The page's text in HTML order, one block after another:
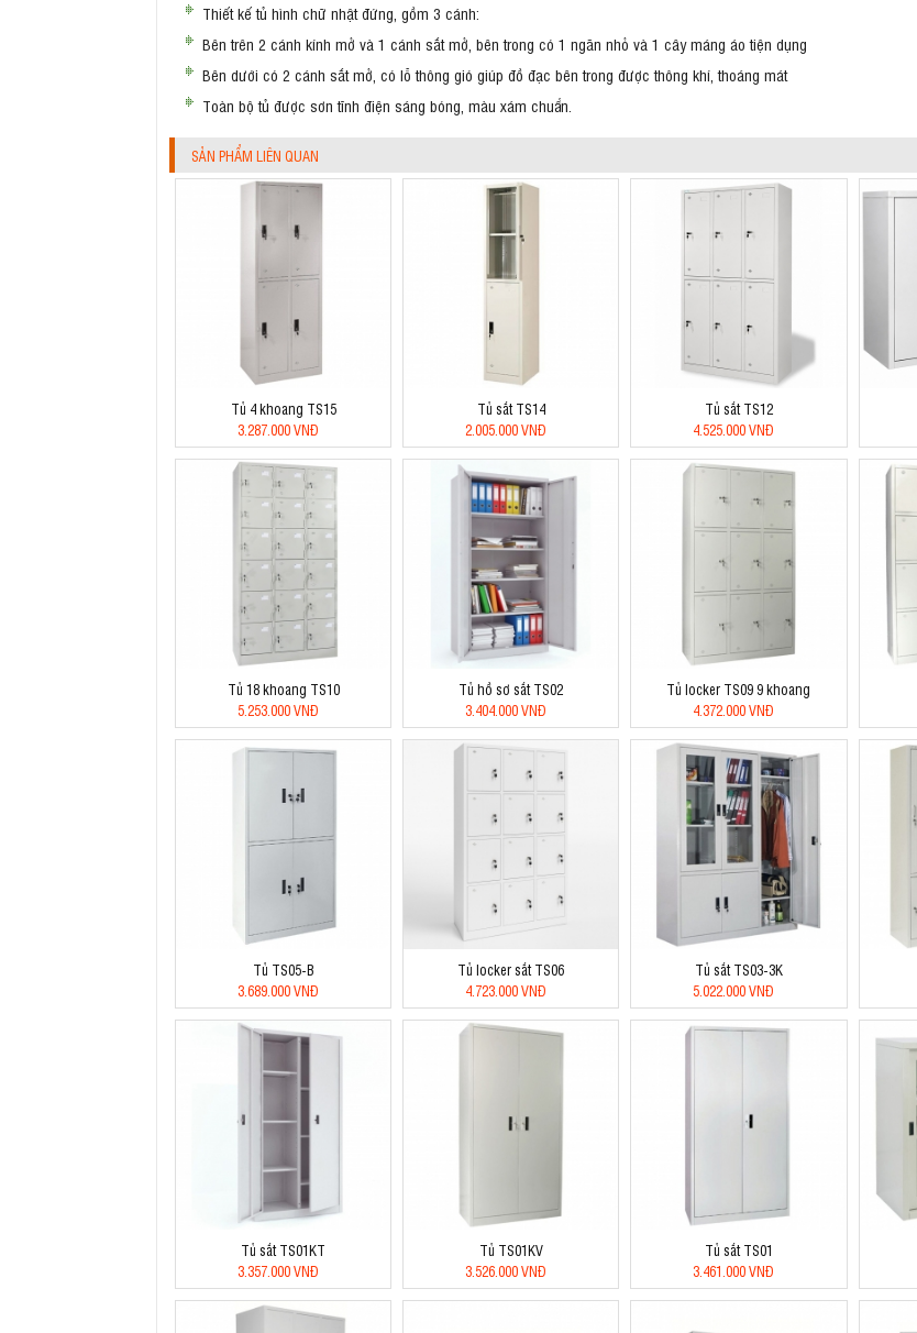
Thiết kế tủ hình chữ nhật đứng, gồm 3 cánh:
Bên trên 2 cánh kính mở và 1 cánh sắt mở, bên trong có 1 ngăn nhỏ và 1 cây máng áo tiện dụng
Bên dưới có 2 cánh sắt mở, có lỗ thông gió giúp đồ đạc bên trong được thông khí, thoáng mát
Toàn bộ tủ được sơn tĩnh điện sáng bóng, màu xám chuẩn.
SẢN PHẨM LIÊN QUAN
Tủ 4 khoang TS15
3.287.000 VNĐ
Tủ sắt TS14
2.005.000 VNĐ
Tủ sắt TS12
4.525.000 VNĐ
Tủ 18 khoang TS10
5.253.000 VNĐ
Tủ hồ sơ sắt TS02
3.404.000 VNĐ
Tủ locker TS09 9 khoang
4.372.000 VNĐ
Tủ TS05-B
3.689.000 VNĐ
Tủ locker sắt TS06
4.723.000 VNĐ
Tủ sắt TS03-3K
5.022.000 VNĐ
Tủ sắt TS01KT
3.357.000 VNĐ
Tủ TS01KV
3.526.000 VNĐ
Tủ sắt TS01
3.461.000 VNĐ